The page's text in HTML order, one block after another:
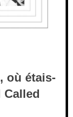
où étais-
Called